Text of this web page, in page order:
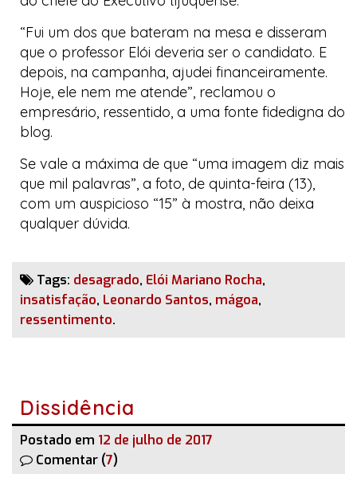
“Fui um dos que bateram na mesa e disseram
que o professor Elói deveria ser o candidato. E
depois, na campanha, ajudei financeiramente.
Hoje, ele nem me atende”, reclamou o
empresário, ressentido, a uma fonte fidedigna do
blog.
Se vale a máxima de que “uma imagem diz mais
que mil palavras”, a foto, de quinta-feira (13),
com um auspicioso “15” à mostra, não deixa
qualquer dúvida.
Tags: desagrado, Elói Mariano Rocha,
insatisfação, Leonardo Santos, mágoa,
ressentimento.
Dissidência
Postado em 12 de julho de 2017
Comentar (7)